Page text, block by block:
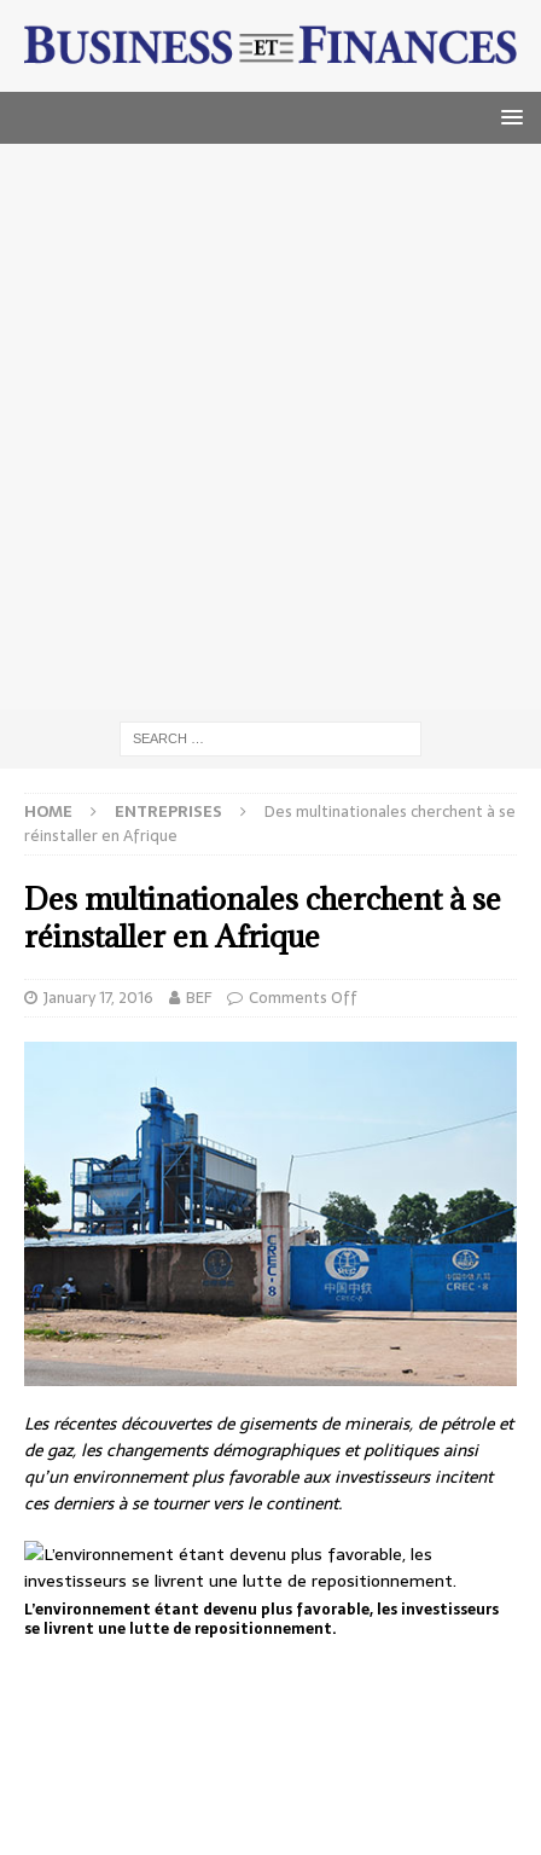
HOME ENTREPRISES
Des multinationales cherchent à se
réinstaller en Afrique
Des multinationales cherchent à se
réinstaller en Afrique
January 17, 2016 BEF Comments Off
Les récentes découvertes de gisements de minerais, de pétrole et
de gaz, les changements démographiques et politiques ainsi
qu’un environnement plus favorable aux investisseurs incitent
ces derniers à se tourner vers le continent.
L’environnement étant devenu plus favorable, les investisseurs
se livrent une lutte de repositionnement.